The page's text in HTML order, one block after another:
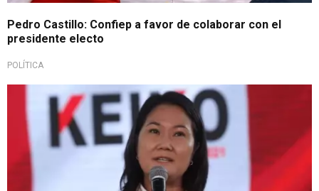
Pedro Castillo: Confiep a favor de colaborar con el
presidente electo
POLÍTICA